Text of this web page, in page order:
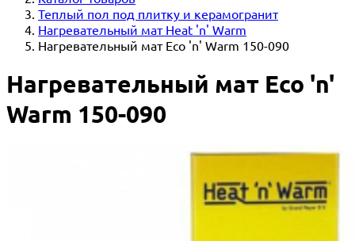
Теплый пол под плитку и керамогранит
Нагревательный мат Heat 'n' Warm
Нагревательный мат Eco 'n' Warm 150-090
Нагревательный мат Eco 'n'
Warm 150-090